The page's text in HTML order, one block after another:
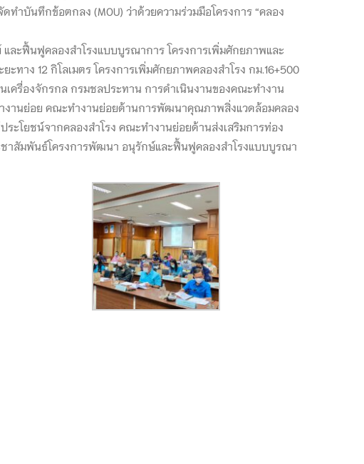
บันทึกข้อตกลง (MOU) ว่าด้วยความร่วมมือโครงการ “คลอง
ละฟื้นฟูคลองสำโรงแบบบูรณาการ โครงการเพิ่มศักยภาพและ
าง 12 กิโลเมตร โครงการเพิ่มศักยภาพคลองสำโรง กม.16+500
ครื่องจักรกล กรมชลประทาน การดำเนินงานของคณะทำงาน
งานย่อย คณะทำงานย่อยด้านการพัฒนาคุณภาพสิ่งแวดล้อมคลอง
โยชน์จากคลองสำโรง คณะทำงานย่อยด้านส่งเสริมการท่อง
าสัมพันธ์โครงการพัฒนา อนุรักษ์และฟื้นฟูคลองสำโรงแบบบูรณา